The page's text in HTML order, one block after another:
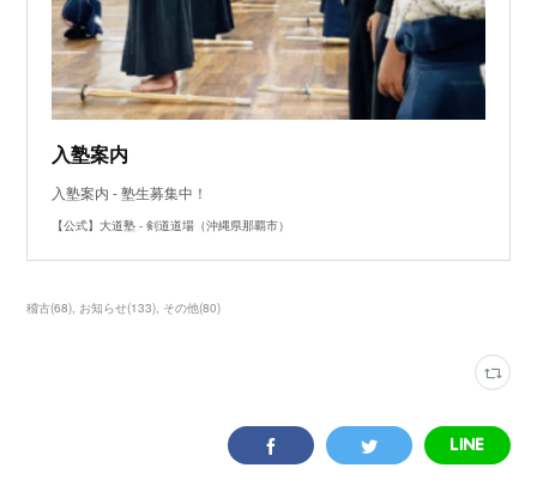
入塾案内
入塾案内 - 塾生募集中！
【公式】大道塾 - 剣道道場（沖縄県那覇市）
稽古(68) お知らせ(133) その他(80)